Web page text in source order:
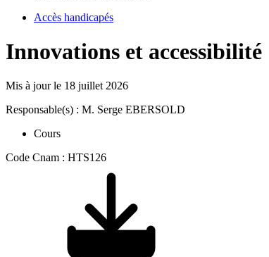
Accès handicapés
Innovations et accessibilité
Mis à jour le 18 juillet 2026
Responsable(s) : M. Serge EBERSOLD
Cours
Code Cnam : HTS126